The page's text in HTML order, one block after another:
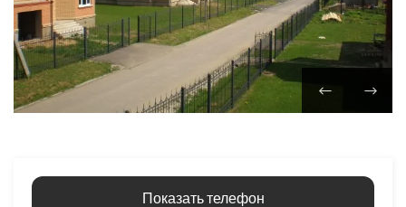
Показать телефон